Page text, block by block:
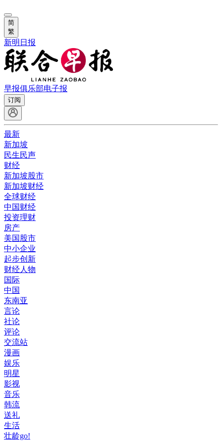
简
繁
新明日报
早报俱乐部电子报
订阅
最新
新加坡
民生民声
财经
新加坡股市
新加坡财经
全球财经
中国财经
投资理财
房产
美国股市
中小企业
起步创新
财经人物
国际
中国
东南亚
言论
社论
评论
交流站
漫画
娱乐
明星
影视
音乐
韩流
送礼
生活
壮龄go!